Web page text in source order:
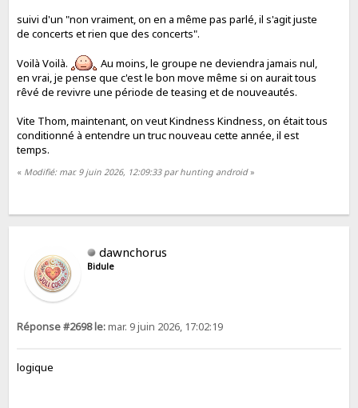
suivi d'un "non vraiment, on en a même pas parlé, il s'agit juste
de concerts et rien que des concerts".
Voilà Voilà.
Au moins, le groupe ne deviendra jamais nul,
en vrai, je pense que c'est le bon move même si on aurait tous
rêvé de revivre une période de teasing et de nouveautés.
Vite Thom, maintenant, on veut Kindness Kindness, on était tous
conditionné à entendre un truc nouveau cette année, il est
temps.
« Modifié: mar. 9 juin 2026, 12:09:33 par hunting android»
dawnchorus
Bidule
Réponse #2698 le:mar. 9 juin 2026, 17:02:19
logique